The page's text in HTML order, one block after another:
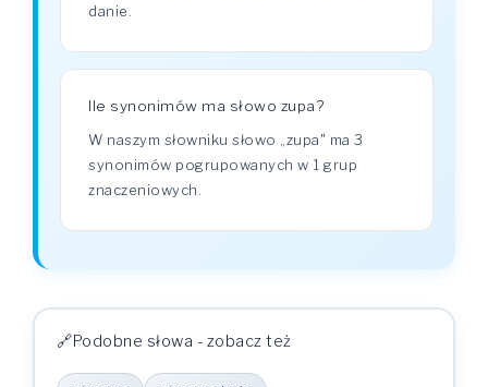
danie.
Ile synonimów ma słowo zupa?
W naszym słowniku słowo „zupa" ma 3
synonimów pogrupowanych w 1 grup
znaczeniowych.
Podobne słowa - zobacz też